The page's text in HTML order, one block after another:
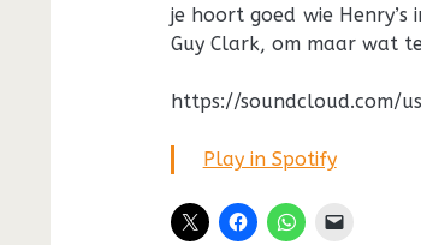
je hoort goed wie Henry’s
Guy Clark, om maar wat
https://soundcloud.com/
Play in Spotify